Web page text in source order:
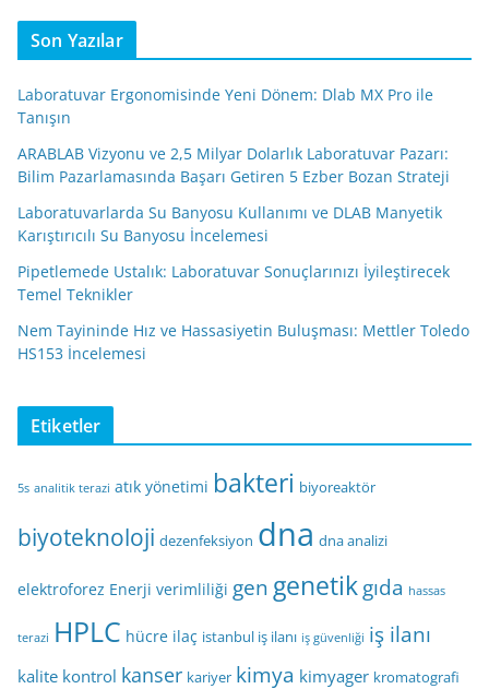
Son Yazılar
Laboratuvar Ergonomisinde Yeni Dönem: Dlab MX Pro ile
Tanışın
ARABLAB Vizyonu ve 2,5 Milyar Dolarlık Laboratuvar Pazarı:
Bilim Pazarlamasında Başarı Getiren 5 Ezber Bozan Strateji
Laboratuvarlarda Su Banyosu Kullanımı ve DLAB Manyetik
Karıştırıcılı Su Banyosu İncelemesi
Pipetlemede Ustalık: Laboratuvar Sonuçlarınızı İyileştirecek
Temel Teknikler
Nem Tayininde Hız ve Hassasiyetin Buluşması: Mettler Toledo
HS153 İncelemesi
Etiketler
5s analitik terazi atık yönetimi bakteri biyoreaktör
biyoteknoloji dezenfeksiyon dna dna analizi
elektroforez Enerji verimliliği gen genetikgıda hassas
terazi HPLC hücre ilaç istanbul iş ilanı iş güvenliği iş ilanı
kalite kontrol kanser kariyer kimya kimyager kromatografi